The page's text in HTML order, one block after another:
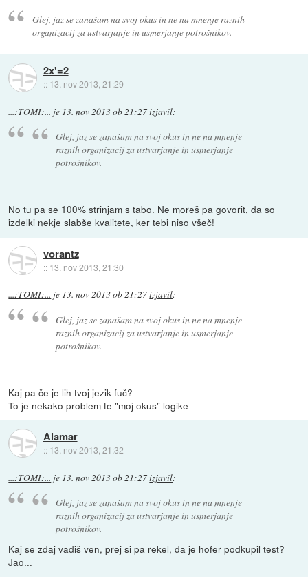
Glej, jaz se zanašam na svoj okus in ne na mnenje raznih
organizacij za ustvarjanje in usmerjanje potrošnikov.
2x'=2
:: 13. nov 2013, 21:29
...:TOMI:... je 13. nov 2013 ob 21:27izjavil:
Glej, jaz se zanašam na svoj okus in ne na mnenje
raznih organizacij za ustvarjanje in usmerjanje
potrošnikov.
No tu pa se 100% strinjam s tabo. Ne moreš pa govorit, da so
izdelki nekje slabše kvalitete, ker tebi niso všeč!
vorantz
:: 13. nov 2013, 21:30
...:TOMI:... je 13. nov 2013 ob 21:27izjavil:
Glej, jaz se zanašam na svoj okus in ne na mnenje
raznih organizacij za ustvarjanje in usmerjanje
potrošnikov.
Kaj pa če je lih tvoj jezik fuč?
To je nekako problem te "moj okus" logike
Alamar
:: 13. nov 2013, 21:32
...:TOMI:... je 13. nov 2013 ob 21:27izjavil:
Glej, jaz se zanašam na svoj okus in ne na mnenje
raznih organizacij za ustvarjanje in usmerjanje
potrošnikov.
Kaj se zdaj vadiš ven, prej si pa rekel, da je hofer podkupil test?
Jao...